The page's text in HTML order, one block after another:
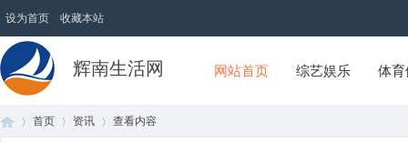
设为首页 收藏本站
辉南生活网 网站首页 综艺娱乐 体
首页 资讯 查看内容